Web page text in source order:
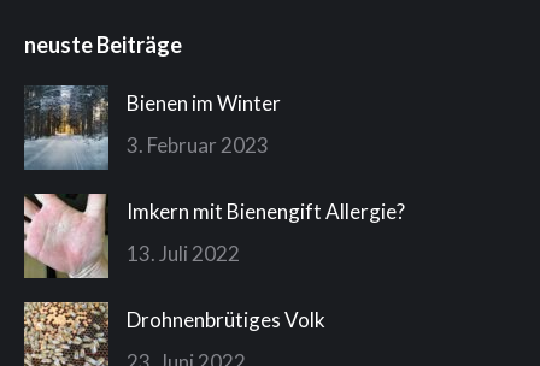
neuste Beiträge
Bienen im Winter
3. Februar 2023
Imkern mit Bienengift Allergie?
13. Juli 2022
Drohnenbrütiges Volk